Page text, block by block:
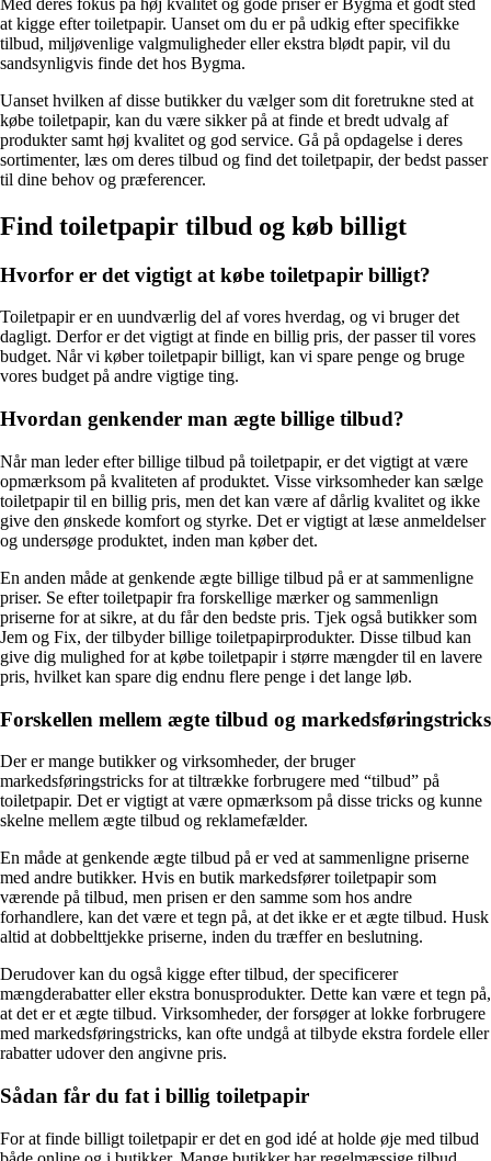
at kigge efter toiletpapir. Uanset om du er på udkig efter specifikke
tilbud, miljøvenlige valgmuligheder eller ekstra blødt papir, vil du
sandsynligvis finde det hos Bygma.
Uanset hvilken af disse butikker du vælger som dit foretrukne sted at
købe toiletpapir, kan du være sikker på at finde et bredt udvalg af
produkter samt høj kvalitet og god service. Gå på opdagelse i deres
sortimenter, læs om deres tilbud og find det toiletpapir, der bedst passer
til dine behov og præferencer.
Find toiletpapir tilbud og køb billigt
Hvorfor er det vigtigt at købe toiletpapir billigt?
Toiletpapir er en uundværlig del af vores hverdag, og vi bruger det
dagligt. Derfor er det vigtigt at finde en billig pris, der passer til vores
budget. Når vi køber toiletpapir billigt, kan vi spare penge og bruge
vores budget på andre vigtige ting.
Hvordan genkender man ægte billige tilbud?
Når man leder efter billige tilbud på toiletpapir, er det vigtigt at være
opmærksom på kvaliteten af produktet. Visse virksomheder kan sælge
toiletpapir til en billig pris, men det kan være af dårlig kvalitet og ikke
give den ønskede komfort og styrke. Det er vigtigt at læse anmeldelser
og undersøge produktet, inden man køber det.
En anden måde at genkende ægte billige tilbud på er at sammenligne
priser. Se efter toiletpapir fra forskellige mærker og sammenlign
priserne for at sikre, at du får den bedste pris. Tjek også butikker som
Jem og Fix, der tilbyder billige toiletpapirprodukter. Disse tilbud kan
give dig mulighed for at købe toiletpapir i større mængder til en lavere
pris, hvilket kan spare dig endnu flere penge i det lange løb.
Forskellen mellem ægte tilbud og markedsføringstricks
Der er mange butikker og virksomheder, der bruger
markedsføringstricks for at tiltrække forbrugere med “tilbud” på
toiletpapir. Det er vigtigt at være opmærksom på disse tricks og kunne
skelne mellem ægte tilbud og reklamefælder.
En måde at genkende ægte tilbud på er ved at sammenligne priserne
med andre butikker. Hvis en butik markedsfører toiletpapir som
værende på tilbud, men prisen er den samme som hos andre
forhandlere, kan det være et tegn på, at det ikke er et ægte tilbud. Husk
altid at dobbelttjekke priserne, inden du træffer en beslutning.
Derudover kan du også kigge efter tilbud, der specificerer
mængderabatter eller ekstra bonusprodukter. Dette kan være et tegn på,
at det er et ægte tilbud. Virksomheder, der forsøger at lokke forbrugere
med markedsføringstricks, kan ofte undgå at tilbyde ekstra fordele eller
rabatter udover den angivne pris.
Sådan får du fat i billig toiletpapir
For at finde billigt toiletpapir er det en god idé at holde øje med tilbud